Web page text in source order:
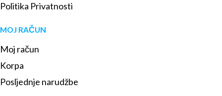
Politika Privatnosti
MOJ RAČUN
Moj račun
Korpa
Posljednje narudžbe